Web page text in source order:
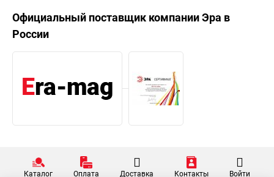
Официальный поставщик компанииЭра в
России
Каталог Оплата Доставка Контакты Войти